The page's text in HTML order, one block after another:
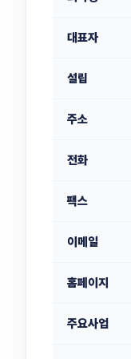
대표자
설립
주소
전화
팩스
이메일
홈페이지
주요사업